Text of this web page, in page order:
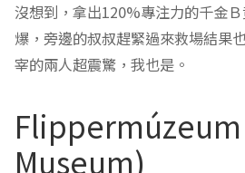
沒想到，拿出120%專注力的千金
爆，旁邊的叔叔趕緊過來救場結果
宰的兩人超震驚，我也是。
Museum)